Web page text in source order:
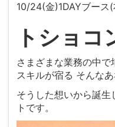
10/24(金)1DAYブース
トショコ
さまざまな業務の中
スキルが宿る そんな
そうした想いから誕生
トです。